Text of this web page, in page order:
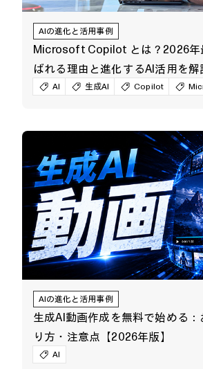
AIの進化と活用事例
Microsoft Copilot とは？2026年
ばれる理由と進化するAI活用を解
AI 生成AI Copilot
AIの進化と活用事例
生成AI動画作成を無料で始める
り方・注意点【2026年版】
AI